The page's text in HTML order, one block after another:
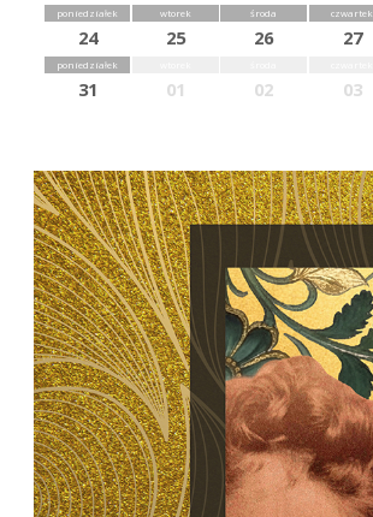
poniedziałek
24
wtorek
25
środa
26
czwartek
27
poniedziałek
31 01 02 03